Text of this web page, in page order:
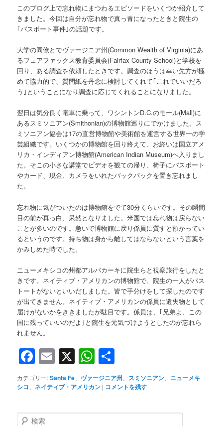
このブログ上で忘れ物にまつわるエピソードをいくつか紹介して
きました。今回は自分が忘れ物で真っ青になったときと院生の
｢パスポート事件｣の話題です。
大学の同僚とでヴァージニア州(Common Wealth of Virginia)にあ
るフェアファックス教育委員会(Fairfax County School)と学校を
回り、ある調査を依頼したときです。調査のほうは幸い先方が極
めて協力的で、質問紙を丹念に検討してくれて｢これでいいだろ
う｣ということになり調査に応じてくれることになりました。
翌日は気分良く電車に乗って、ワシントンD.C.のモール(Mall)に
あるスミソニアン(Smithonian)の博物館巡りにでかけました。ス
ミソニアン協会は17の直営博物館や美術館を運営する世界一の学
芸組織です。いくつかの博物館を回り終えて、お終いは国立アメ
リカ・インディアン博物館(American Indian Museum)へ入りまし
た。そこの小さな講堂でビデオを観ての帰り、椅子にパスポート
やカード、現金、カメラをいれたバックパックを置き忘れまし
た。
忘れ物に気がついたのは博物館をでて30分くらいです。その瞬間
目の前が真っ白、呆然となりました。米国では忘れ物は戻らない
ことが多いのです。急いで博物館に戻り係員に質すと預かってい
るというのです。持ち物は身から離してはならないという言葉を
かみしめた時でした。
ニューメキシコの州都アルバカーキに院生らと視察旅行をしたと
きです。ネイティブ・アメリカンの博物館で、院生の一人がパス
トートがないといいだしました。皆で手分けをして探したのです
が出てきません。ネイティブ・アメリカンの係員に遺失物として
届けがないかをききましたが駄目です。係員は、｢兄弟よ、この
国に残っていいのだよ｣と院生を元気づけようとしたのが忘れら
れません。
Facebook
Email
X WhatsApp
有
カテゴリー:Santa Fe ヴァージニア州 スミソニアン
ニューメキ
シコ 、ネイティブ・アメリカン | コメントを残す
検